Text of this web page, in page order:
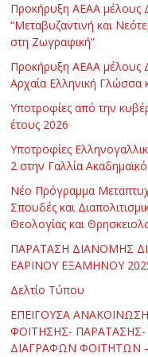
Προκήρυξη ΑΕΑΑ μέλους
“Μεταβυζαντινή και
στη Ζωγραφική”
Προκήρυξη ΑΕΑΑ μέλους
Αρχαία Ελληνική Γλώσσα
Υποτροφίες από την
έτους 2026
Υποτροφίες
2 στην Γαλλία
Νέο Πρόγραμμα
Σπουδές και
Θεολογίας και
ΠΑΡΑΤΑΣΗ ΔΙΑΝΟΜΗΣ
ΕΑΡΙΝΟΥ ΕΞΑΜΗΝΟΥ
Δελτίο Τύπου
ΕΠΕΙΓΟΥΣΑ
ΦΟΙΤΗΣΗΣ-
ΔΙΑΓΡΑΦΩΝ ΦΟΙΤΗΤΩΝ